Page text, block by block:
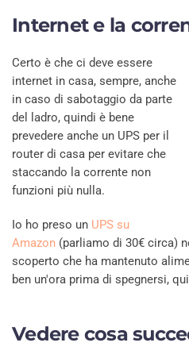
Internet e la
Certo è che ci deve essere
internet in casa, sempre, anche
in caso di sabotaggio da parte
del ladro, quindi è bene
prevedere anche un UPS per il
router di casa per evitare che
staccando la corrente non
funzioni più nulla.
Io ho preso un UPS su
Amazon (parliamo di 30€ circa)
scoperto che ha mantenuto
ben un'ora prima di spegnersi,
Vedere cosa